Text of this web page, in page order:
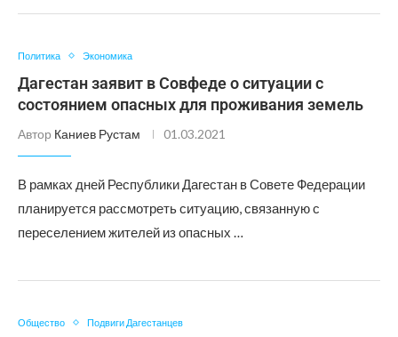
Политика Экономика
Дагестан заявит в Совфеде о ситуации с
состоянием опасных для проживания земель
Автор Каниев Рустам 01.03.2021
В рамках дней Республики Дагестан в Совете Федерации
планируется рассмотреть ситуацию, связанную с
переселением жителей из опасных …
Общество Подвиги Дагестанцев